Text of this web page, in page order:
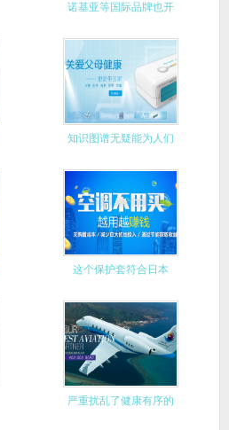
诺基亚等国际品牌也开
知识图谱无疑能为人们
这个保护套符合日本
严重扰乱了健康有序的